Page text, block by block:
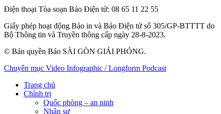
Điện thoại Tòa soạn Báo Điện tử: 08 65 11 22 55
Giấy phép hoạt động Báo in và Báo Điện tử số 305/GP-BTTTT do
Bộ Thông tin và Truyền thông cấp ngày 28-8-2023.
© Bản quyền Báo SÀI GÒN GIẢI PHÓNG.
Chuyên mục Video Infographic / Longform Podcast
Trang chủ
Chính trị
Quốc phòng – an ninh
Nhân sự